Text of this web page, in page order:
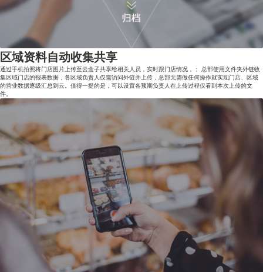
区域资料自动收集共享
通过手机拍照将门店图片上传至云盒子共享给相关人员，实时跟门店情况，； 总部使用文件夹外链收
集区域门店的报表数据，各区域负责人仅需访问外链并上传，总部无需做任何操作就实现门店、区域
的营业数据逐级汇总到云。值得一提的是，可以设置各预期负责人在上传过程仅看到本次上传的文
件。